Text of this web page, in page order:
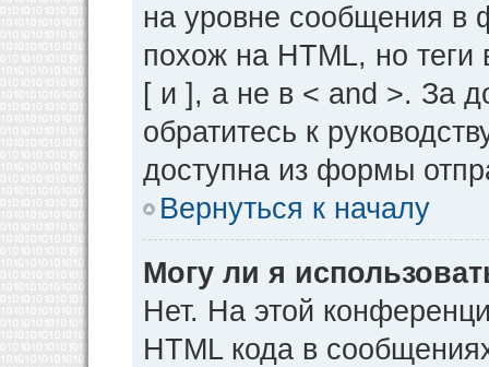
на уровне сообщения в
похож на HTML, но теги
[ и ], а не в < and >. За
обратитесь к
доступна из формы
Вернуться к началу
Могу ли я
Нет. На этой
HTML кода в